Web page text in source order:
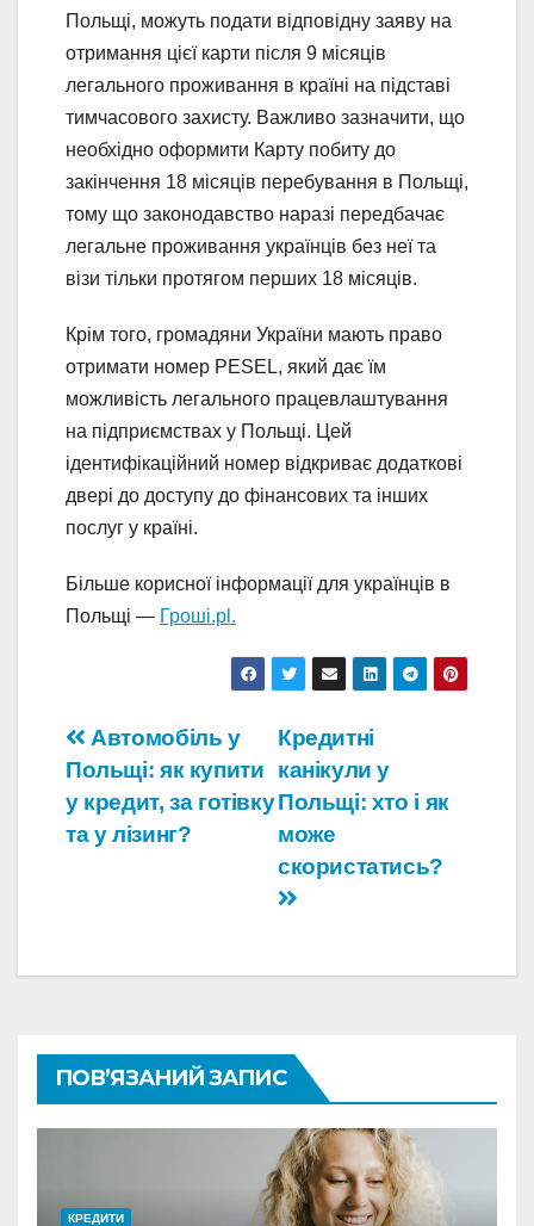
Польщі, можуть подати відповідну заяву на
отримання цієї карти після 9 місяців
легального проживання в країні на підставі
тимчасового захисту. Важливо зазначити, що
необхідно оформити Карту побиту до
закінчення 18 місяців перебування в Польщі,
тому що законодавство наразі передбачає
легальне проживання українців без неї та
візи тільки протягом перших 18 місяців.
Крім того, громадяни України мають право
отримати номер PESEL, який дає їм
можливість легального працевлаштування
на підприємствах у Польщі. Цей
ідентифікаційний номер відкриває додаткові
двері до доступу до фінансових та інших
послуг у країні.
Більше корисної інформації для українців в
Польщі — Гроші.pl.
Навігація
записів
Кредитні
канікули у
Польщі: хто і як
може
скористатись?
Автомобіль у
Польщі: як купити
у кредит, за готівку
та у лізинг?
ПОВ’ЯЗАНИЙ ЗАПИС
КРЕДИТИ